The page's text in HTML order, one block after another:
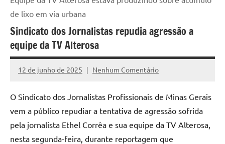
de lixo em via urbana
Sindicato dos Jornalistas repudia agressão a
equipe da TV Alterosa
12 de junho de 2025
Marcelo
Nenhum Comentário
O Sindicato dos Jornalistas Profissionais de Minas Gerais
vem a público repudiar a tentativa de agressão sofrida
pela jornalista Ethel Corrêa e sua equipe da TV Alterosa,
nesta segunda-feira, durante reportagem que